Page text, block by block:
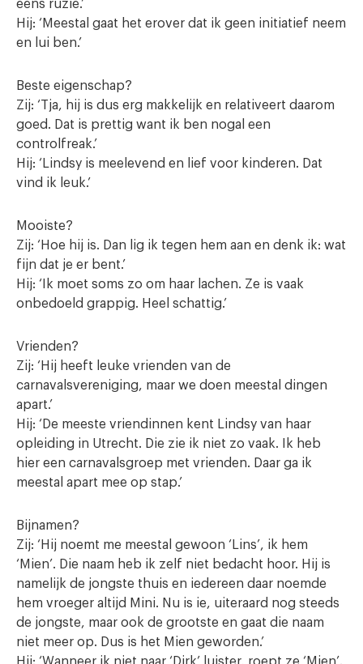
eens ruzie.’
Hij: ‘Meestal gaat het erover dat ik geen initiatief neem
en lui ben.’
Beste eigenschap?
Zij: ‘Tja, hij is dus erg makkelijk en relativeert daarom
goed. Dat is prettig want ik ben nogal een
controlfreak.’
Hij: ‘Lindsy is meelevend en lief voor kinderen. Dat
vind ik leuk.’
Mooiste?
Zij: ‘Hoe hij is. Dan lig ik tegen hem aan en denk ik: wat
fijn dat je er bent.’
Hij: ‘Ik moet soms zo om haar lachen. Ze is vaak
onbedoeld grappig. Heel schattig.’
Vrienden?
Zij: ‘Hij heeft leuke vrienden van de
carnavalsvereniging, maar we doen meestal dingen
apart.’
Hij: ‘De meeste vriendinnen kent Lindsy van haar
opleiding in Utrecht. Die zie ik niet zo vaak. Ik heb
hier een carnavalsgroep met vrienden. Daar ga ik
meestal apart mee op stap.’
Bijnamen?
Zij: ‘Hij noemt me meestal gewoon ‘Lins’, ik hem
‘Mien’. Die naam heb ik zelf niet bedacht hoor. Hij is
namelijk de jongste thuis en iedereen daar noemde
hem vroeger altijd Mini. Nu is ie, uiteraard nog steeds
de jongste, maar ook de grootste en gaat die naam
niet meer op. Dus is het Mien geworden.’